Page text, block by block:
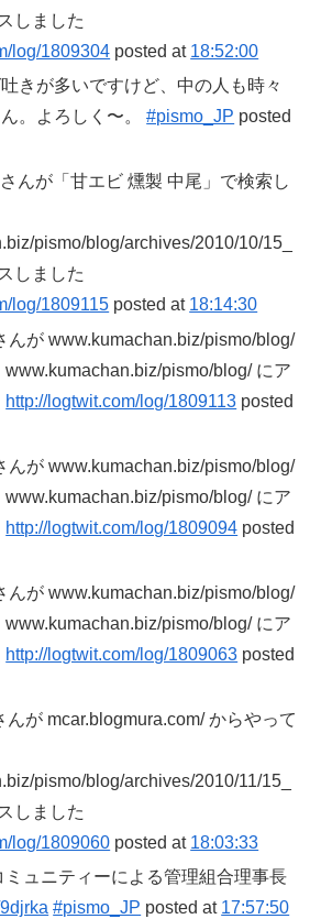
しました
log/1809304 posted at 18:52:00
きが多いですけど、中の人も時々
。よろしく〜。#pismo_JP posted
んが「甘エビ 燻製 中尾」で検索し
pismo/blog/archives/2010/10/15_
しました
log/1809115 posted at 18:14:30
んが www.kumachan.biz/pismo/blog/
pismo/blog/ にア
http://logtwit.com/log/1809113 posted
んが www.kumachan.biz/pismo/blog/
pismo/blog/ にア
http://logtwit.com/log/1809094 posted
んが www.kumachan.biz/pismo/blog/
pismo/blog/ にア
http://logtwit.com/log/1809063 posted
んが mcar.blogmura.com/ からやって
pismo/blog/archives/2010/11/15_
しました
log/1809060 posted at 18:03:33
ミュニティーによる管理組合理事長
#pismo_JP posted at 17:57:50